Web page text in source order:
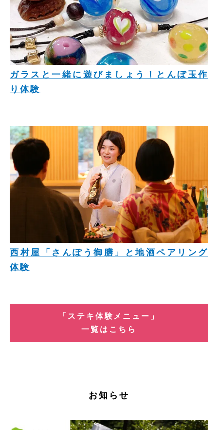
ガラスと一緒に遊びましょう！とんぼ玉作
り体験
西村屋「さんぽう御膳」と地酒ペアリング
体験
「ステキ体験メニュー」
一覧はこちら
お知らせ